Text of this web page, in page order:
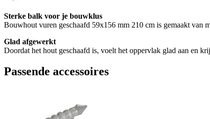
Sterke balk voor je bouwklus
Bouwhout vuren geschaafd 59x156 mm 210 cm is gemaakt van
Glad afgewerkt
Doordat het hout geschaafd is, voelt het oppervlak glad aan en
Passende accessoires